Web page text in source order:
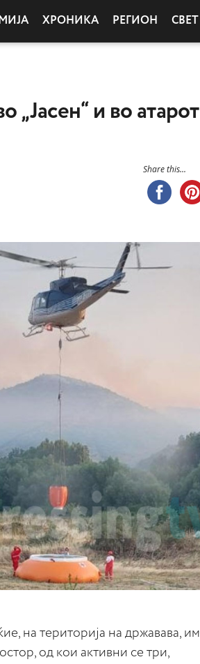
ХРОНИКА РЕГИОН СВЕТ
„Јасен“ и во
Share this...
на територија на државава,
од кои активни се три,